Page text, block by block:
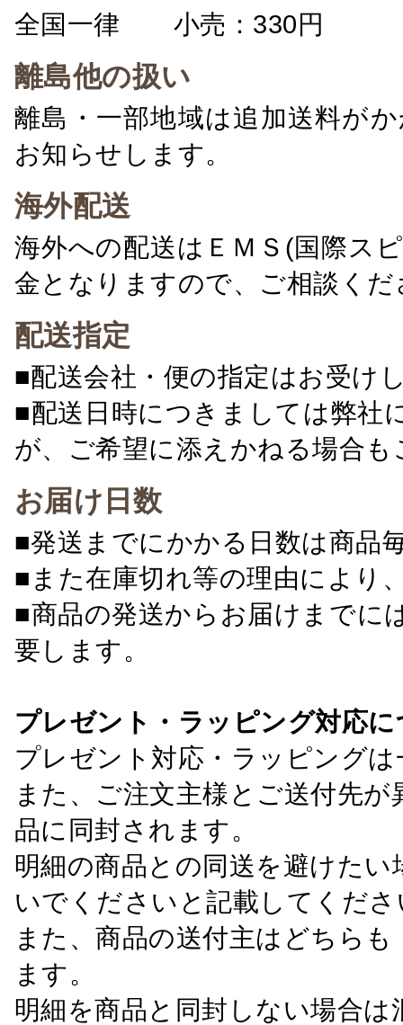
全国一律 小売：330円 卸
離島他の扱い
離島・一部地域は追加送料が
お知らせします。
海外配送
海外への配送はＥＭＳ(国際ス
金となりますので、ご相談くだ
配送指定
■配送会社・便の指定はお受け
■配送日時につきましては弊社
が、ご希望に添えかねる場合
お届け日数
■発送までにかかる日数は商品
■また在庫切れ等の理由により
■商品の発送からお届けまでに
要します。
プレゼント・ラッピング対応
プレゼント対応・ラッピング
また、ご注文主様とご送付先
品に同封されます。
明細の商品との同送を避けた
いでくださいと記載してくださ
また、商品の送付主はどちら
ます。
明細を商品と同封しない場合